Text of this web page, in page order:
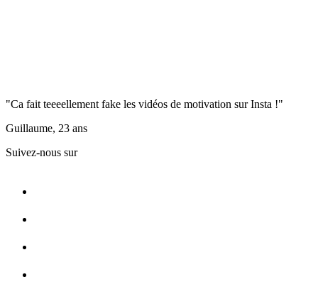
"Ca fait teeeellement fake les vidéos de motivation sur Insta !"
Guillaume, 23 ans
Suivez-nous sur